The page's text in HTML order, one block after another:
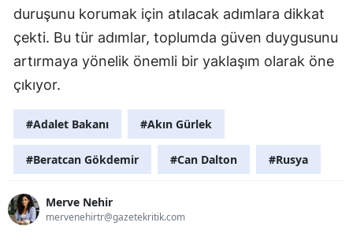
duruşunu korumak için atılacak adımlara dikkat
çekti. Bu tür adımlar, toplumda güven duygusunu
artırmaya yönelik önemli bir yaklaşım olarak öne
çıkıyor.
#Adalet Bakanı #Akın Gürlek
#Beratcan Gökdemir #Can Dalton #Rusya
Merve Nehir
mervenehirtr@gazetekritik.com